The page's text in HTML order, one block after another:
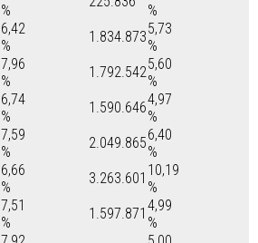
%
%
6,42
%
1.834.8735,73
%
7,96
%
1.792.5425,60
%
6,74
%
1.590.6464,97
%
7,59
%
2.049.8656,40
%
6,66
%
3.263.601 10,19
%
7,51
%
1.597.871 4,99
%